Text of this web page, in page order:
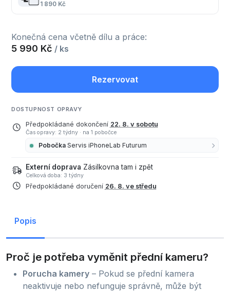
1 890 Kč
Konečná cena včetně dílu a práce:
5 990 Kč / ks
Rezervovat
DOSTUPNOST OPRAVY
Předpokládané dokončení 22. 8. v sobotu
Čas opravy: 2 týdny · na 1 pobočce
Pobočka Servis iPhoneLab Futurum
Externí doprava Zásilkovna tam i zpět
Celková doba: 3 týdny
Předpokládané doručení 26. 8. ve středu
Popis
Proč je potřeba vyměnit přední kameru?
Porucha kamery – Pokud se přední kamera
neaktivuje nebo nefunguje správně, může být